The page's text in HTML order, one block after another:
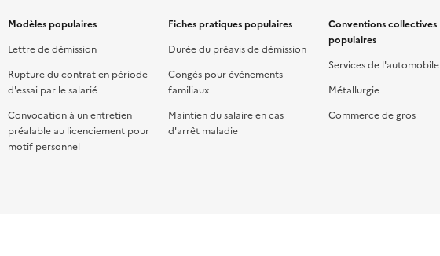
Modèles populaires
Lettre de démission
Rupture du contrat en période
d'essai par le salarié
Convocation à un entretien
préalable au licenciement pour
motif personnel
Fiches pratiques populaires
Durée du préavis de démission
Congés pour événements
familiaux
Maintien du salaire en cas
d'arrêt maladie
Conventions collectives
populaires
Services de l'automobile
Métallurgie
Commerce de gros